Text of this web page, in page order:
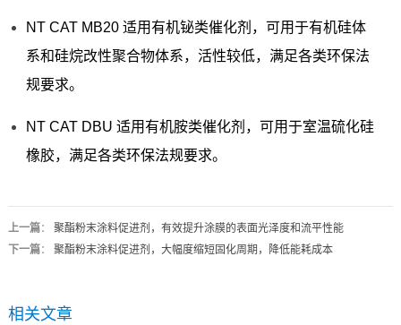
NT CAT MB20 适用有机铋类催化剂，可用于有机硅体
系和硅烷改性聚合物体系，活性较低，满足各类环保法
规要求。
NT CAT DBU 适用有机胺类催化剂，可用于室温硫化硅
橡胶，满足各类环保法规要求。
上一篇： 聚酯粉末涂料促进剂，有效提升涂膜的表面光泽度和流平性能
下一篇： 聚酯粉末涂料促进剂，大幅度缩短固化周期，降低能耗成本
相关文章